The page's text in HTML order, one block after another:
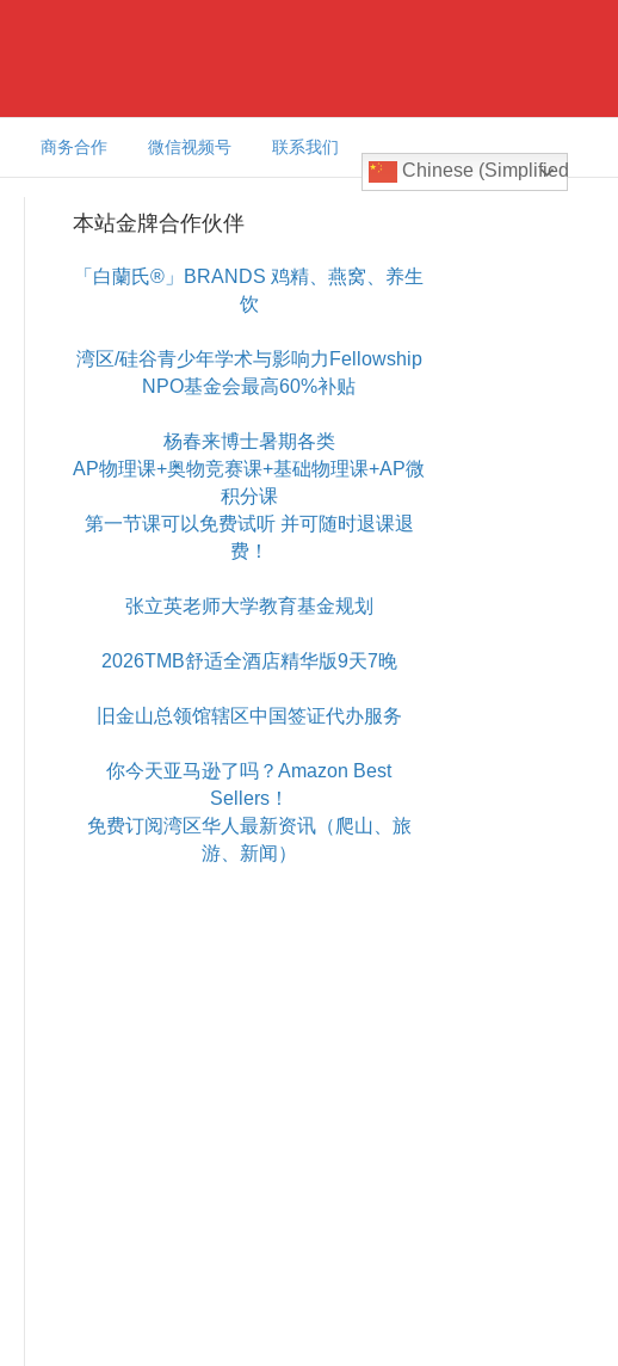
商务合作 微信视频号 联系我们
Chinese (Simplified)
本站金牌合作伙伴
「白蘭氏®」BRANDS 鸡精、燕窝、养生
饮
湾区/硅谷青少年学术与影响力Fellowship
NPO基金会最高60%补贴
杨春来博士暑期各类
AP物理课+奥物竞赛课+基础物理课+AP微
积分课
第一节课可以免费试听 并可随时退课退
费！
张立英老师大学教育基金规划
2026TMB舒适全酒店精华版9天7晚
旧金山总领馆辖区中国签证代办服务
你今天亚马逊了吗？Amazon Best
Sellers！
免费订阅湾区华人最新资讯（爬山、旅
游、新闻）